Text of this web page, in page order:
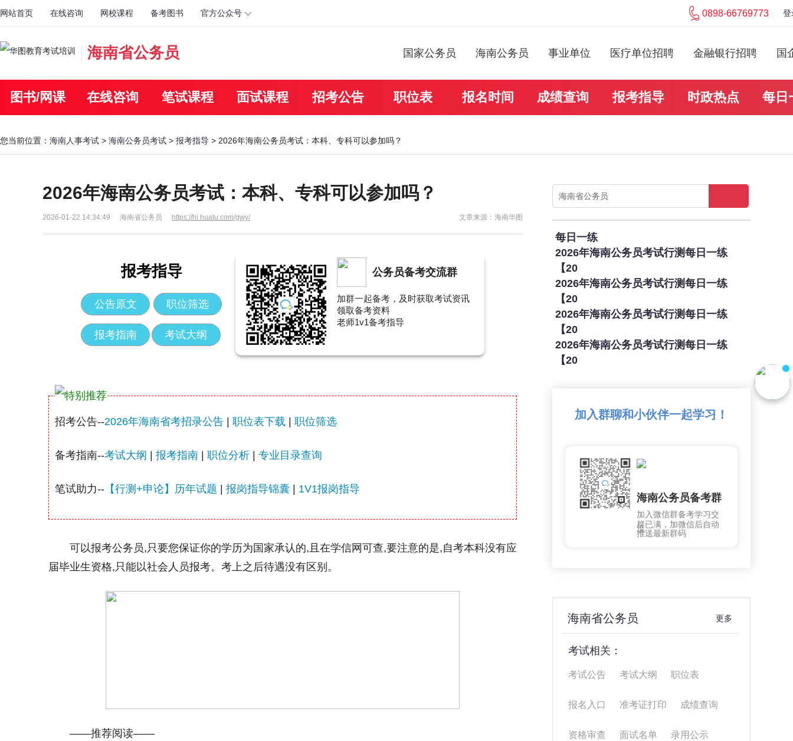
网站首页 在线咨询 网校课程 备考图书 官方公众号 0898-66769773 登
海南省公务员 国家公务员 海南公务员 事业单位 医疗单位招聘 金融银行招聘 国
图书/网课 在线咨询 笔试课程 面试课程 招考公告 职位表 报名时间 成绩查询 报考指导 时政热点 每日
您当前位置： 海南人事考试 > 海南公务员考试 > 报考指导 > 2026年海南公务员考试：本科、专科可以参加吗？
2026年海南公务员考试：本科、专科可以参加吗？
2026-01-22 14:34:49 海南省公务员 https://hi.huatu.com/gwy/ 文章来源：海南华图
报考指导
公告原文 职位筛选
报考指南 考试大纲
公务员备考交流群
加群一起备考，及时获取考试资讯
领取备考资料
老师1v1备考指导
招考公告--2026年海南省考招录公告 职位表下载 职位筛选
备考指南--考试大纲 报考指南 职位分析 专业目录查询
笔试助力-- 【行测+申论】历年试题 报岗指导锦囊 1V1报岗指导
可以报考公务员,只要您保证你的学历为国家承认的,且在学信网可查,要注意的是,自考本科没有应
届毕业生资格,只能以社会人员报考。考上之后待遇没有区别。
——推荐阅读——
每日一练
2026年海南公务员考试行测每日一练
【20
2026年海南公务员考试行测每日一练
【20
2026年海南公务员考试行测每日一练
【20
2026年海南公务员考试行测每日一练
【20
加入群聊和小伙伴一起学习！
海南公务员备考群
加入微信群备考学习交
流
群已满，加微信后自动
推送最新群码
海南省公务员 更多
考试相关：
考试公告 考试大纲 职位表
报名入口 准考证打印 成绩查询
资格审查 面试名单 录用公示